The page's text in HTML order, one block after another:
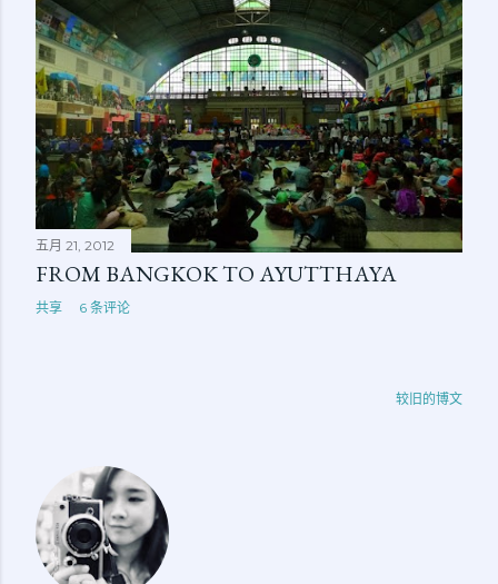
五月 21, 2012
FROM BANGKOK TO AYUTTHAYA
共享 6 条评论
较旧的博文